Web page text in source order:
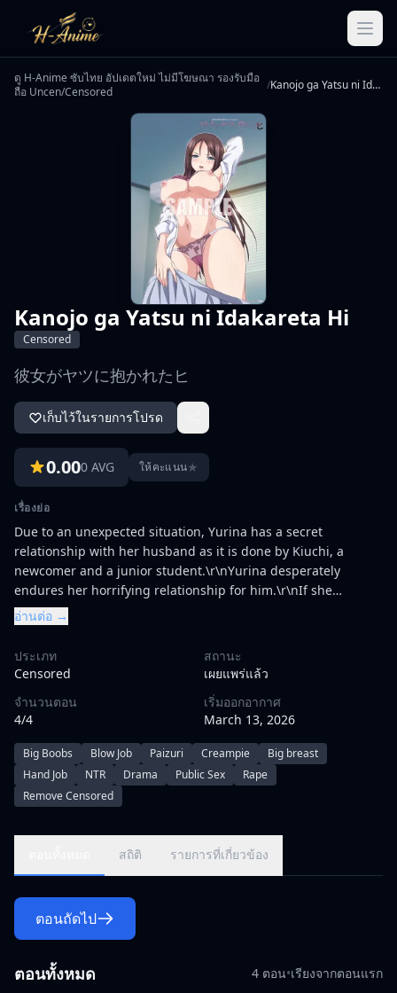
ดู H-Anime ซับไทย อัปเดตใหม่ ไม่มีโฆษณา รองรับมือ
ถือ Uncen/Censored
/ Kanojo ga Yatsu ni Idakareta Hi
Kanojo ga Yatsu ni Idakareta Hi
Censored
彼女がヤツに抱かれたヒ
เก็บไว้ในรายการโปรด
0.000 AVG ให้คะแนน★
เรื่องย่อ
Due to an unexpected situation, Yurina has a secret
relationship with her husband as it is done by Kiuchi, a
newcomer and a junior student.\r\nYurina desperately
endures her horrifying relationship for him.\r\nIf she
endures herself, she will definitely tell him ...\r\nShe was a
healthy Yurina, but it goes beyond her expectations and is
struck in every situation ...\r\nPacifiers always crouching
under the desk near her husband, groping in the elevator,
tampered with by Kiuchi than her husband ...\r\nThe mark
was firmly carved into her original body as an indelible pain
...\r\nWell, if you do, just do it ... because he's
waiting\r\nWorking. afternoon. A warehouse that brought
Kiuchi under the name of new employee
education.\r\nSomeday in Yurina's words ... the choice of
อ่านต่อ →
ประเภท
Censored
สถานะ
เผยแพร่แล้ว
จำนวนตอน
4/4
เริ่มออกอากาศ
March 13, 2026
Big Boobs Blow Job Paizuri Creampie
Big breast
Hand Job
NTR Drama Public Sex
Rape
Remove Censored
สถิติ รายการที่เกี่ยวข้อง
ตอนถัดไป
ตอนทั้งหมด 4 ตอน•เรียงจากตอนแรก